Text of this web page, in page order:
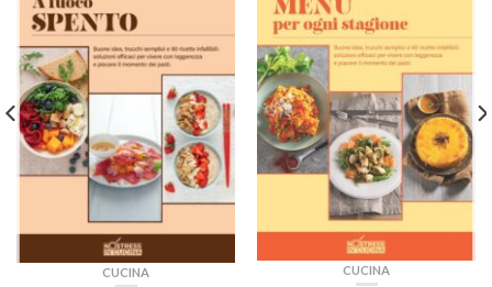
CUCINA CUCINA